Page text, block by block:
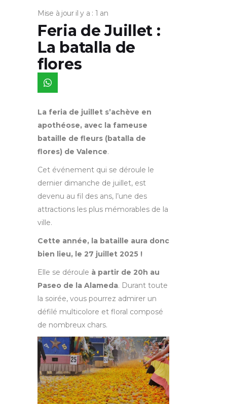
Mise à jour il y a : 1 an
Feria de Juillet :
La batalla de
flores
La feria de juillet s’achève en
apothéose, avec la fameuse
bataille de fleurs (batalla de
flores) de Valence.
Cet événement qui se déroule le
dernier dimanche de juillet, est
devenu au fil des ans, l’une des
attractions les plus mémorables de la
ville.
Cette année, la bataille aura donc
bien lieu, le 27 juillet 2025 !
Elle se déroule à partir de 20h au
Paseo de la Alameda. Durant toute
la soirée, vous pourrez admirer un
défilé multicolore et floral composé
de nombreux chars.